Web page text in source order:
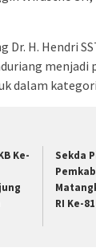
Dr. H. Hendri
dalam
Ke-
Sekda
RI Ke-81